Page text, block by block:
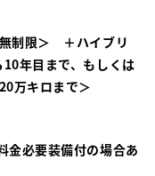
制限＞ ＋ハイブリ
年目まで、もしくは
万キロまで＞
金必要装備付の場合あ